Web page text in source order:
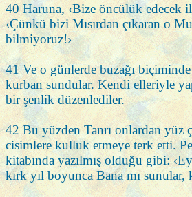
40 Haruna, ‹Bize öncülük edecek
‹Çünkü bizi Mısırdan çıkaran o
bilmiyoruz!›
41 Ve o günlerde buzağı
kurban sundular. Kendi elleriyle
bir şenlik düzenlediler.
42 Bu yüzden Tanrı onlardan yüz
cisimlere kulluk etmeye terk etti.
kitabında yazılmış olduğu gibi:
kırk yıl boyunca Bana mı